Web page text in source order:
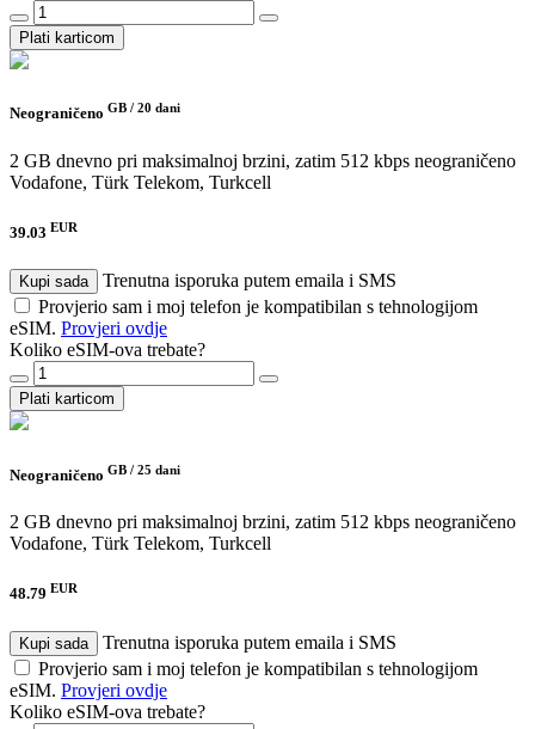
Plati karticom
Neograničeno GB / 20 dani
2 GB dnevno pri maksimalnoj brzini, zatim 512 kbps neograničeno
Vodafone, Türk Telekom, Turkcell
39.03 EUR
Kupi sada
Trenutna isporuka putem emaila i SMS
Provjerio sam i moj telefon je kompatibilan s tehnologijom
eSIM. Provjeri ovdje
Koliko eSIM-ova trebate?
Plati karticom
Neograničeno GB / 25 dani
2 GB dnevno pri maksimalnoj brzini, zatim 512 kbps neograničeno
Vodafone, Türk Telekom, Turkcell
48.79 EUR
Kupi sada
Trenutna isporuka putem emaila i SMS
Provjerio sam i moj telefon je kompatibilan s tehnologijom
eSIM. Provjeri ovdje
Koliko eSIM-ova trebate?